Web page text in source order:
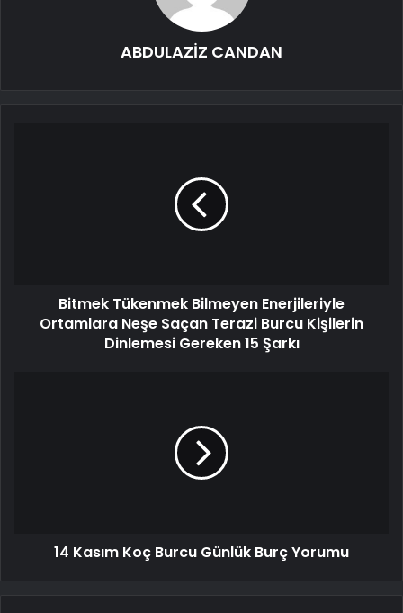
ABDULAZİZ CANDAN
Bitmek Tükenmek Bilmeyen Enerjileriyle
Ortamlara Neşe Saçan Terazi Burcu Kişilerin
Dinlemesi Gereken 15 Şarkı
14 Kasım Koç Burcu Günlük Burç Yorumu